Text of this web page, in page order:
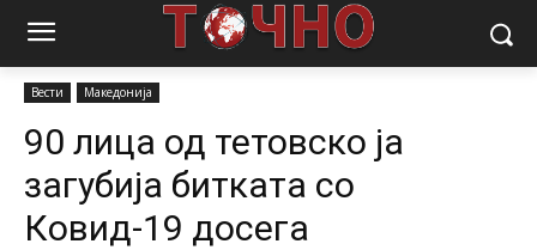
Почетна
90 лица од тетовско ја загубија битката со
Вести Македонија
90 лица од тетовско ја
загубија битката со
Ковид-19 досега